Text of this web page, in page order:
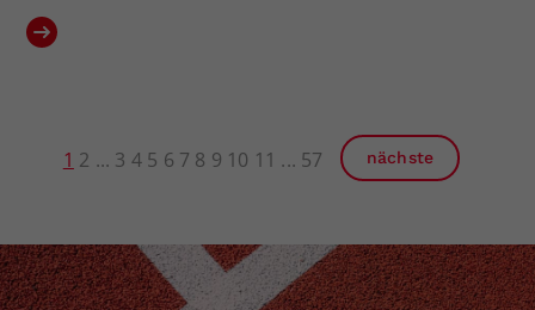
1 2 3 4 5 6 7 8 9 10 11 57 nächste